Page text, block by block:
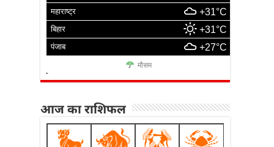
महाराष्ट्र +31°C
बिहार +31°C
पंजाब +27°C
मौसम
आज का राशिफल